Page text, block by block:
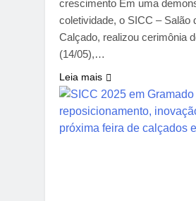
crescimento Em uma
coletividade, o SICC – Salão
Calçado, realizou cerimônia
(14/05),…
Leia mais